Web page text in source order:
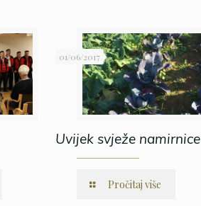
01/06/2017
Uvijek svježe namirnice
Pročitaj više